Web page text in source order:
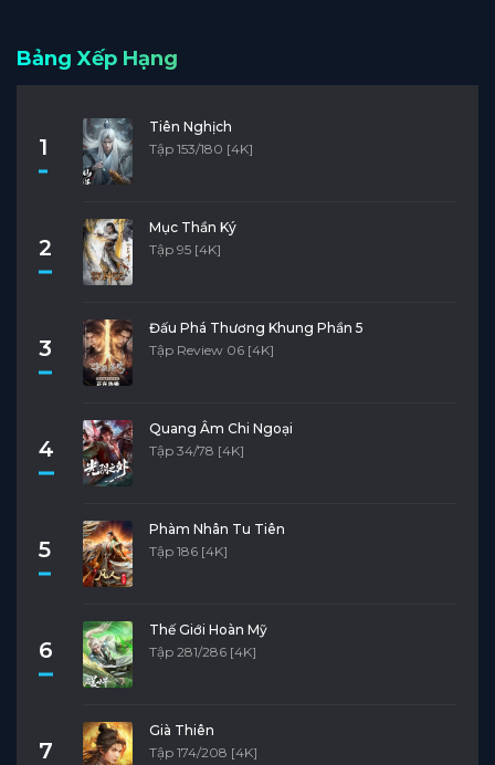
Bảng Xếp Hạng
1
Tiên Nghịch
Tập 153/180 [4K]
2
Mục Thần Ký
Tập 95 [4K]
3
Đấu Phá Thương Khung Phần 5
Tập Review 06 [4K]
4
Quang Âm Chi Ngoại
Tập 34/78 [4K]
5
Phàm Nhân Tu Tiên
Tập 186 [4K]
6
Thế Giới Hoàn Mỹ
Tập 281/286 [4K]
7
Già Thiên
Tập 174/208 [4K]